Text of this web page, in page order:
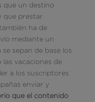
que un destino
que prestar
ha de
mediante un
sepan de base los
vacaciones de
a los suscriptores
enviar y
que el contenido